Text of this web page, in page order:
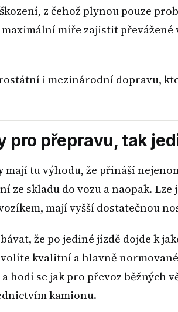
z čehož plynou pouze
maximální míře zajistit
i mezinárodní dopravu,
pro přepravu, tak
mají tu výhodu, že přináší
ze skladu do vozu a naopak.
mají vyšší dostatečnou
že po jediné jízdě dojde k
kvalitní a hlavně
hodí se jak pro převoz běžných
kamionu.